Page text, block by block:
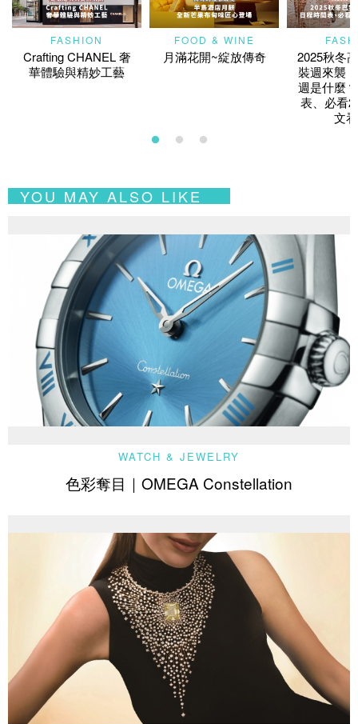
FASHION
Crafting CHANEL 奢
華體驗與精妙工藝
FOOD & WINE
月滿花開~綻放傳奇
2025秋冬
裝週來襲
週是什麼
表、必看
文
YOU MAY ALSO LIKE
WATCH & JEWELRY
色彩奪目｜OMEGA Constellation